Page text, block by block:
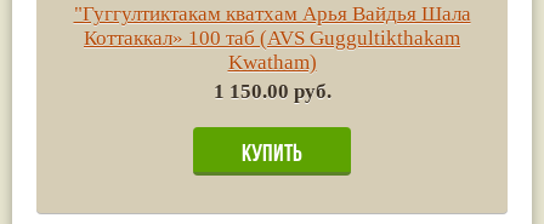
"Гуггултиктакам кватхам Арья Вайдья Шала
Коттаккал» 100 таб (AVS Guggultikthakam
Kwatham)
1 150.00 руб.